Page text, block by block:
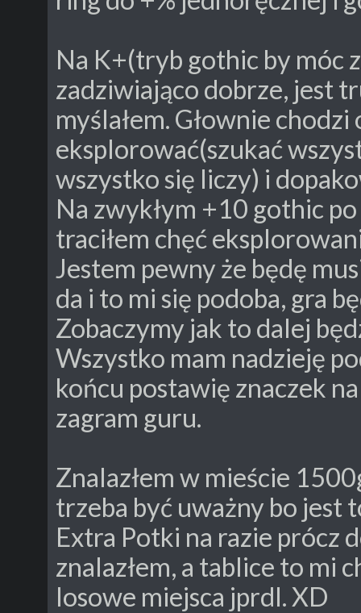
Na K+(tryb gothic by móc
zadziwiająco dobrze, jest
myślałem. Głownie chodzi
eksplorować(szukać
wszystko się liczy) i
Na zwykłym +10 gothic
traciłem chęć
Jestem pewny że będę
da i to mi się podoba, gra
Zobaczymy jak to dalej
Wszystko mam nadzieję
końcu postawię znaczek
zagram guru.
Znalazłem w mieście
trzeba być uważny bo jest
Extra Potki na razie prócz
znalazłem, a tablice to mi
losowe miejsca jprdl. XD